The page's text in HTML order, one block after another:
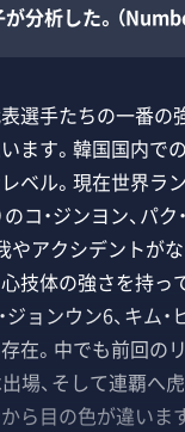
分析した。（
選手たちの一番の
ます。韓国国内で
ベル。現在世界ラン
コ・ジンヨン、パ
やアクシデントが
技体の強さを持っ
ジョンウン6、キ
在。中でも前回の
場、そして連覇へ
ら目の色が違いま